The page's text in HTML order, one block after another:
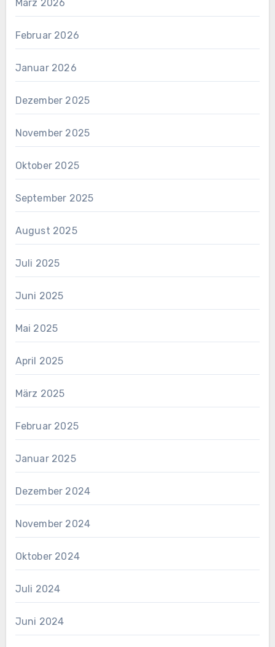
März 2026
Februar 2026
Januar 2026
Dezember 2025
November 2025
Oktober 2025
September 2025
August 2025
Juli 2025
Juni 2025
Mai 2025
April 2025
März 2025
Februar 2025
Januar 2025
Dezember 2024
November 2024
Oktober 2024
Juli 2024
Juni 2024